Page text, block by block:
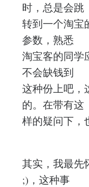
时，总是会跳
转到一个淘宝
参数，熟悉
淘宝客的同学
不会缺钱到
这种份上吧，
的。在带有这
样的疑问下，
其实，我最先
;)，这种事